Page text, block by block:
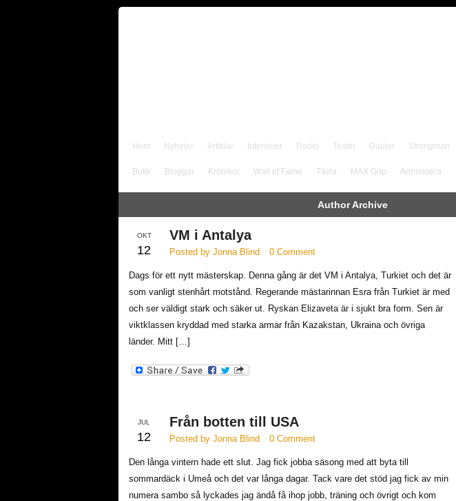
Hem Nyheter Artiklar Intervjuer Radio Tester Guider Strongman
Butik Bloggar Krönikor Wall of Fame Tävla MAX Grip Annonsera
Author Archive
OKT
12
VM i Antalya
Posted by Jonna Blind 0 Comment
Dags för ett nytt mästerskap. Denna gång är det VM i Antalya, Turkiet och det är
som vanligt stenhårt motstånd. Regerande mästarinnan Esra från Turkiet är med
och ser väldigt stark och säker ut. Ryskan Elizaveta är i sjukt bra form. Sen är
viktklassen kryddad med starka armar från Kazakstan, Ukraina och övriga
länder. Mitt […]
JUL
12
Från botten till USA
Posted by Jonna Blind 0 Comment
Den långa vintern hade ett slut. Jag fick jobba säsong med att byta till
sommardäck i Umeå och det var långa dagar. Tack vare det stöd jag fick av min
numera sambo så lyckades jag ändå få ihop jobb, träning och övrigt och kom